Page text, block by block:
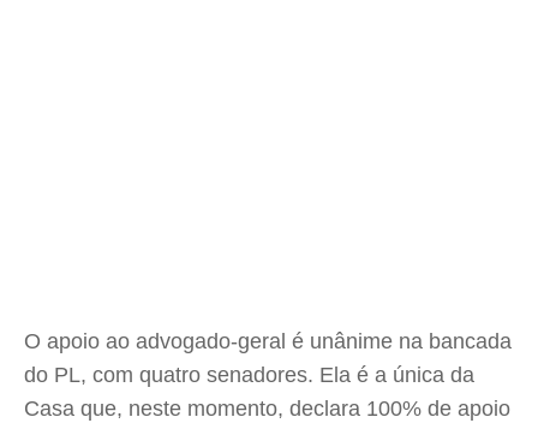
O apoio ao advogado-geral é unânime na bancada
do PL, com quatro senadores. Ela é a única da
Casa que, neste momento, declara 100% de apoio